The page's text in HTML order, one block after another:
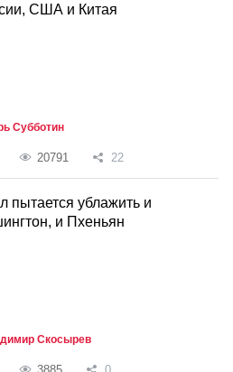
США и Китая
Субботин
20791 22
пытается ублажить и
и Пхеньян
Скосырев